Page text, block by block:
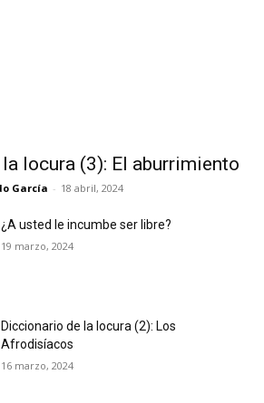
locura (3): El aburrimiento
García - 18 abril, 2024
¿A usted le incumbe ser libre?
19 marzo, 2024
Diccionario de la locura (2): Los
Afrodisíacos
16 marzo, 2024